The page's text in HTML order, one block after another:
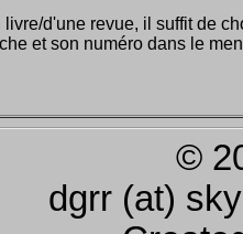
d'une revue, il suffit de
et son numéro dans le
©
dgrr (at)